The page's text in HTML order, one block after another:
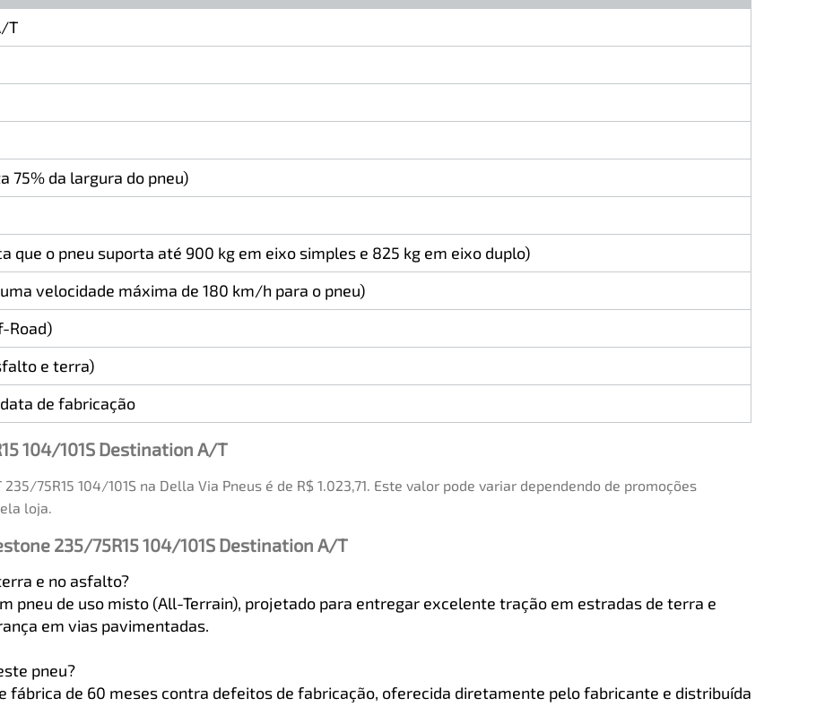
T
75% da largura do pneu)
que o pneu suporta até 900 kg em eixo simples e 825 kg em eixo duplo)
velocidade máxima de 180 km/h para o pneu)
Road)
e terra)
de fabricação
104/101S Destination A/T
75R15 104/101S na Della Via Pneus é de R$ 1.023,71. Este valor pode variar dependendo de promoções
loja.
235/75R15 104/101S Destination A/T
e no asfalto?
pneu de uso misto (All-Terrain), projetado para entregar excelente tração em estradas de terra e
em vias pavimentadas.
pneu?
fábrica de 60 meses contra defeitos de fabricação, oferecida diretamente pelo fabricante e distribuída